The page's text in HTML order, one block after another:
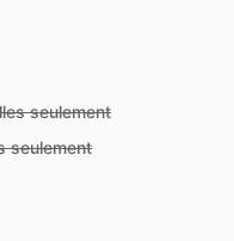
seulement
seulement